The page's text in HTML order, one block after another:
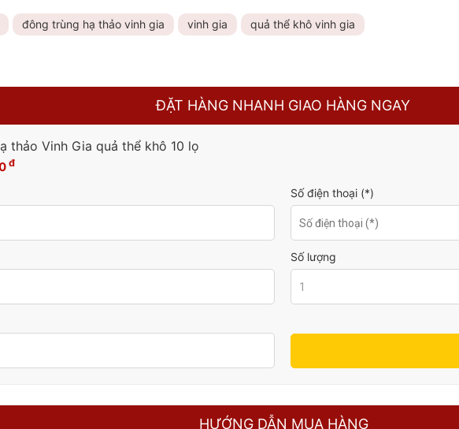
đông trùng hạ thảo vinh gia vinh gia quả thể khô vinh gia
ĐẶT HÀNG NHANH GIAO HÀNG NGAY
thảo Vinh Gia quả thể khô 10 lọ
đ
Số điện thoại (*)
Số lượng
HƯỚNG DẪN MUA HÀNG